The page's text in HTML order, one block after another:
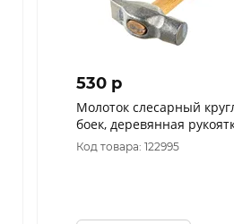
530 p
Молоток слесарный
боек, деревянная
(шт.) 38-0-260
Код товара: 122995